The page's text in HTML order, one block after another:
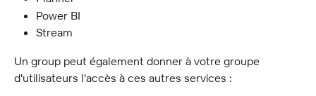
Power BI
Stream
Un group peut également donner à votre groupe
d'utilisateurs l'accès à ces autres services :